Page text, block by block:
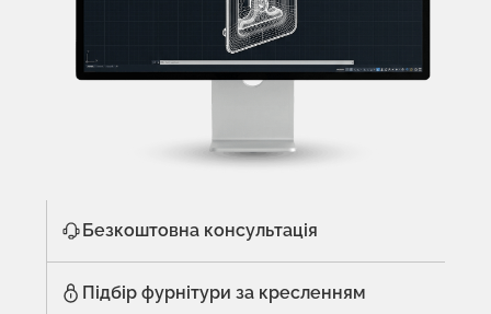
Безкоштовна консультація
Підбір фурнітури за кресленням